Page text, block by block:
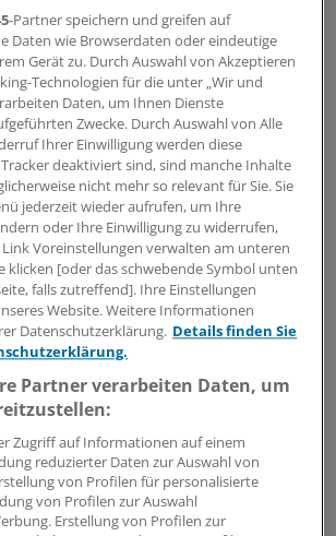
finanziert sich nach eigenen
aus Spenden. 2014 flossen
Euro. Knapp die Hälfte davon aus
erlöste die Organisation mit Aktionen
Der Rest stammte aus 390.000
dem Geld hat die Krebshilfe 153
rund 500.000 Menschen in
Krebs. "Heute können rund die
und vier von fünf
geheilt werden", betonte Hans-
des Stiftungsrates der
nach wie vor viele Menschen eine
-Partner speichern und greifen auf
Daten wie Browserdaten oder eindeutige
Gerät zu. Durch Auswahl von Akzeptieren
Technologien für die unter „Wir und
Daten, um Ihnen Dienste
Zwecke. Durch Auswahl von Alle
Ihrer Einwilligung werden diese
deaktiviert sind, sind manche Inhalte
nicht mehr so relevant für Sie. Sie
jederzeit wieder aufrufen, um Ihre
oder Ihre Einwilligung zu widerrufen,
Voreinstellungen verwalten am unteren
klicken [oder das schwebende Symbol unten
falls zutreffend]. Ihre Einstellungen
Website. Weitere Informationen
Datenschutzerklärung. Details finden Sie
Partner verarbeiten Daten, um
Zugriff auf Informationen auf einem
reduzierter Daten zur Auswahl von
von Profilen für personalisierte
von Profilen zur Auswahl
Erstellung von Profilen zur